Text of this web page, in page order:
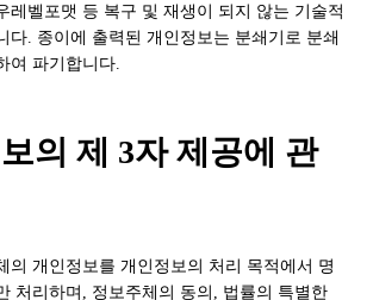
레벨포맷 등 복구 및 재생이 되지 않는 기술적
다. 종이에 출력된 개인정보는 분쇄기로 분쇄
여 파기합니다.
의 제 3자 제공에 관
개인정보를 개인정보의 처리 목적에서 명
처리하며, 정보주체의 동의, 법률의 특별한